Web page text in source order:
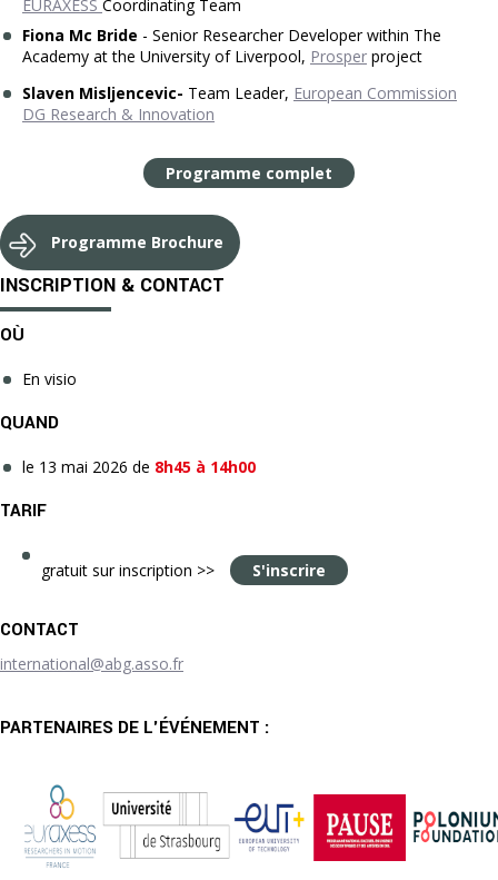
EURAXESS Coordinating Team
Fiona Mc Bride - Senior Researcher Developer within The
Academy at the University of Liverpool, Prosper project
Slaven Misljencevic- Team Leader, European Commission
DG Research & Innovation
Programme complet
Programme Brochure
INSCRIPTION & CONTACT
OÙ
En visio
QUAND
le 13 mai 2026 de 8h45 à 14h00
TARIF
gratuit sur inscription >> S'inscrire
CONTACT
international@abg.asso.fr
PARTENAIRES DE L'ÉVÉNEMENT :